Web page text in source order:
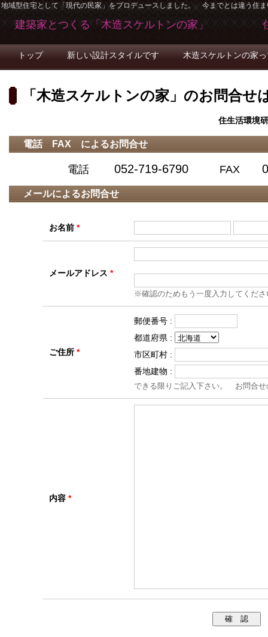
地域型住宅として「現代の民家」をプロデュースしました。 今までとは違う住
建築家とつくる「木造スケルトンの家」 住
トップ 新しい設計スタイルです 木造スケルトンの家
「木造スケルトンの家」のお問合せ
住生活環境
電話 FAX によるお問合せ
電話 052-719-6790 FAX
メールによるお問合せ
お名前 *
メールアドレス *
※確認のためもう一度入力してくださ
ご住所 *
郵便番号 :
都道府県 :
市区町村 :
番地建物 :
できる限りご記入下さい。 お問合
内容 *